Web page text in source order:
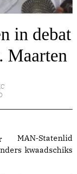
in debat
Maarten
MAN-Statenlid
kwaadschiks